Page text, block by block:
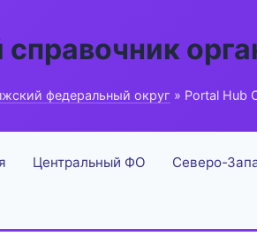
федеральный округ » Portal Hub
Центральный ФО Северо-